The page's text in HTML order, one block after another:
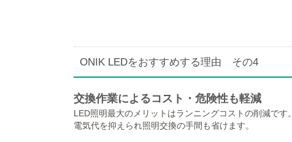
ONIK LEDをおすすめする理由 その4
交換作業によるコスト・危険性も軽減
LED照明最大のメリットはランニングコストの削減です。
電気代を抑えられ照明交換の手間も省けます。